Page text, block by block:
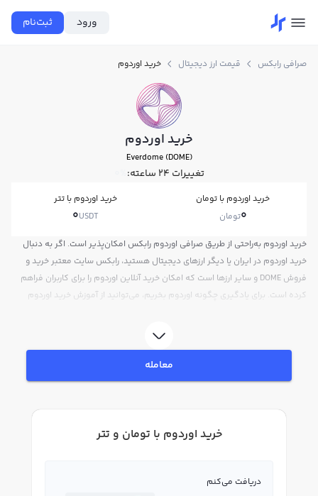
ورود ثبت‌نام
صرافی رابکس قیمت ارز دیجیتال خرید اوردوم
خرید اوردوم
Everdome (DOME)
تغییرات ۲۴ ساعته: 0%
خرید اوردوم با تومان
0تومان
خرید اوردوم با تتر
0USDT
خرید اوردوم به‌راحتی از طریق صرافی اوردوم رابکس امکان‌پذیر است. اگر به دنبال
خرید اوردوم در ایران یا دیگر ارزهای دیجیتال هستید، رابکس سایت معتبر خرید و
فروش DOME و سایر ارزها است که امکان خرید آنلاین اوردوم را برای کاربران فراهم
کرده است. برای یادگیری چگونه اوردوم بخریم، می‌توانید از آموزش خرید اوردوم
بپردازید. در بازار رابکس، قیمت لحظه‌ای، نمودار و امکانات فروش اوردوم نیز در
دسترس شما قرار دارد تا بتوانید تصمیمات بهتری در معاملات خود بگیرید.
معامله
خرید اوردوم با تومان و تتر
دریافت می‌کنم